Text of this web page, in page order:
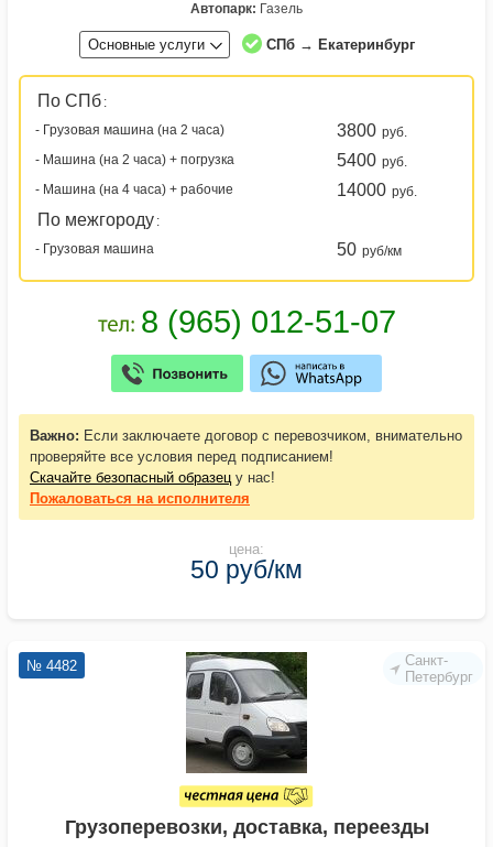
Автопарк: Газель
Основные услуги СПб → Екатеринбург
По СПб :
- Грузовая машина (на 2 часа)
3800 руб.
- Машина (на 2 часа) + погрузка
5400 руб.
- Машина (на 4 часа) + рабочие
14000 руб.
По межгороду :
- Грузовая машина
50 руб/км
Важно: Если заключаете договор с перевозчиком, внимательно
проверяйте все условия перед подписанием!
Скачайте безопасный образецу нас!
Пожаловаться на исполнителя
цена:
50 руб/км
Санкт-
Петербург
№ 4482
Грузоперевозки, доставка, переезды